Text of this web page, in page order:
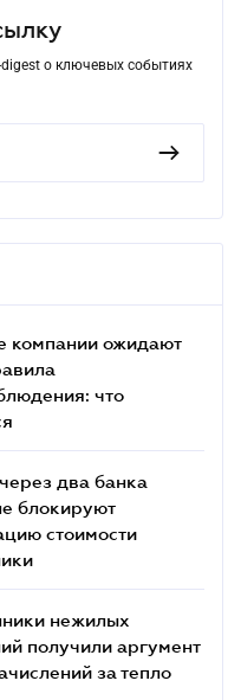
о ключевых событиях
компании ожидают
что
два банка
блокируют
стоимости
нежилых
получили аргумент
за тепло